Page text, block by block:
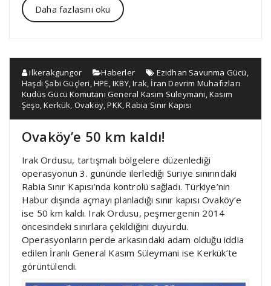
Daha fazlasını oku
ilkerakgungor Haberler Ezidhan Savunma Gücü,
Haşdi Şabi Güçleri,HPE,IKBY,Irak, İran Devrim Muhafızları
Kudüs Gücü Komutanı General Kasım Süleymani,Kasım
Şeşo,Kerkük, Ovaköy,PKK,Rabia Sınır Kapısı
Ovaköy’e 50 km kaldı!
Irak Ordusu, tartışmalı bölgelere düzenlediği
operasyonun 3. gününde ilerlediği Suriye sınırındaki
Rabia Sınır Kapısı’nda kontrolü sağladı. Türkiye’nin
Habur dışında açmayı planladığı sınır kapısı Ovaköy’e
ise 50 km kaldı. Irak Ordusu, peşmergenin 2014
öncesindeki sınırlara çekildiğini duyurdu.
Operasyonların perde arkasındaki adam olduğu iddia
edilen İranlı General Kasım Süleymani ise Kerkük’te
görüntülendi.